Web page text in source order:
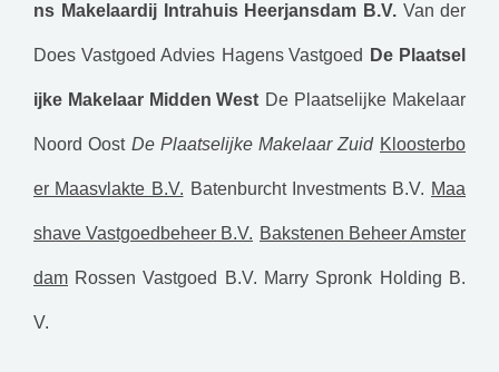
ns Makelaardij Intrahuis Heerjansdam B.V. Van der
Does Vastgoed Advies Hagens Vastgoed De Plaatsel
ijke Makelaar Midden West De Plaatselijke Makelaar
Noord Oost De Plaatselijke Makelaar Zuid Kloosterbo
er Maasvlakte B.V. Batenburcht Investments B.V. Maa
shave Vastgoedbeheer B.V. Bakstenen Beheer Amster
dam Rossen Vastgoed B.V. Marry Spronk Holding B.
V.